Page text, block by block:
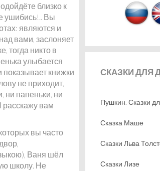
близко к
ушибись!.. Вы
являются и
вами, заслоняет
тогда никто в
улыбается
показывает книжки
не приходит,
ни папеньки, ни
расскажу вам
вы часто
Ваня шёл
школу. Не
СКАЗКИДЛЯ
Пушкин. Сказки
Сказка Маше
Сказки Льва
Сказки Лизе